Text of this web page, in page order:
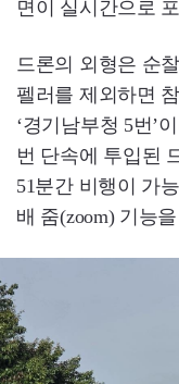
면이 실시간으로
드론의 외형은 순
펠러를 제외하면
‘경기남부청 5번’
번 단속에 투입된
51분간 비행이 가
배 줌(zoom) 기능